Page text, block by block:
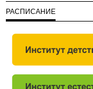
РАСПИСАНИЕ